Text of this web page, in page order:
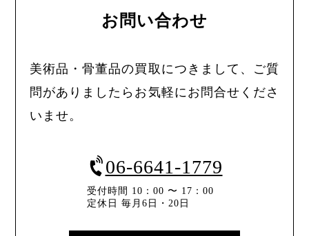
お問い合わせ
美術品・骨董品の買取につきまして、ご質
問がありましたらお気軽にお問合せくださ
いませ。
06-6641-1779
受付時間 10：00 〜 17：00
定休日 毎月6日・20日